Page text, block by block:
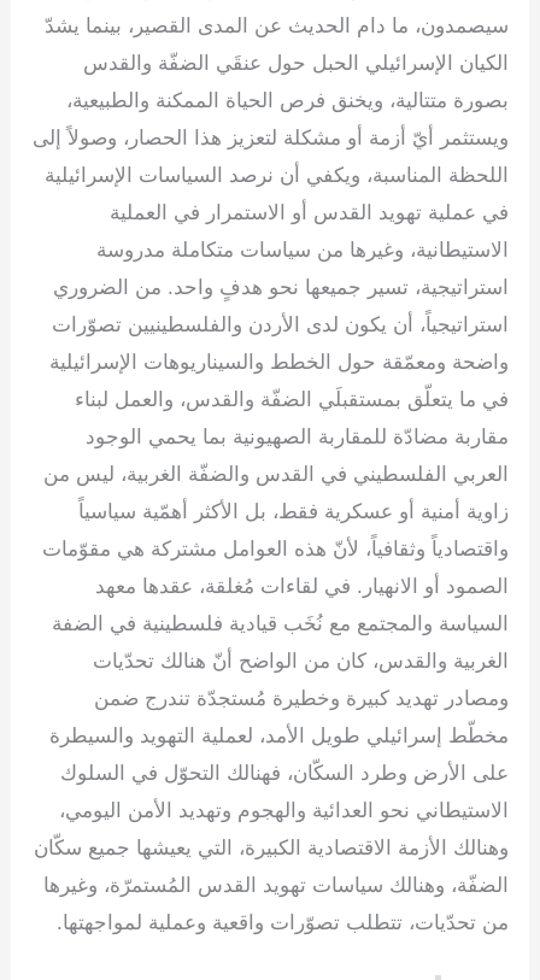
سيصمدون، ما دام الحديث عن المدى القصير، بينما يشدّ
الكيان الإسرائيلي الحبل حول عنقَي الضفّة والقدس
بصورة متتالية، ويخنق فرص الحياة الممكنة والطبيعية،
ويستثمر أيّ أزمة أو مشكلة لتعزيز هذا الحصار، وصولاً إلى
اللحظة المناسبة، ويكفي أن نرصد السياسات الإسرائيلية
في عملية تهويد القدس أو الاستمرار في العملية
الاستيطانية، وغيرها من سياسات متكاملة مدروسة
استراتيجية، تسير جميعها نحو هدفٍ واحد. من الضروري
استراتيجياً، أن يكون لدى الأردن والفلسطينيين تصوّرات
واضحة ومعمّقة حول الخطط والسيناريوهات الإسرائيلية
في ما يتعلّق بمستقبلَي الضفّة والقدس، والعمل لبناء
مقاربة مضادّة للمقاربة الصهيونية بما يحمي الوجود
العربي الفلسطيني في القدس والضفّة الغربية، ليس من
زاوية أمنية أو عسكرية فقط، بل الأكثر أهمّية سياسياً
واقتصادياً وثقافياً، لأنّ هذه العوامل مشتركة هي مقوّمات
الصمود أو الانهيار. في لقاءات مُغلقة، عقدها معهد
السياسة والمجتمع مع نُخَب قيادية فلسطينية في الضفة
الغربية والقدس، كان من الواضح أنّ هنالك تحدّيات
ومصادر تهديد كبيرة وخطيرة مُستجدّة تندرج ضمن
مخطّط إسرائيلي طويل الأمد، لعملية التهويد والسيطرة
على الأرض وطرد السكّان، فهنالك التحوّل في السلوك
الاستيطاني نحو العدائية والهجوم وتهديد الأمن اليومي،
وهنالك الأزمة الاقتصادية الكبيرة، التي يعيشها جميع سكّان
الضفّة، وهنالك سياسات تهويد القدس المُستمرّة، وغيرها
من تحدّيات، تتطلب تصوّرات واقعية وعملية لمواجهتها.